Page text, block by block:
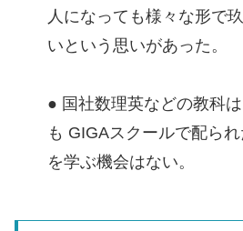
人になっても様々な形で
いという思いがあった。
● 国社数理英などの教科
も GIGAスクールで配ら
を学ぶ機会はない。